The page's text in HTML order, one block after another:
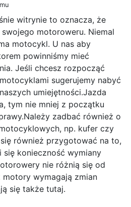
witrynie to oznacza, że
motoroweru. Niemal
motocykl. U nas aby
powinniśmy mieć
Jeśli chcesz rozpocząć
sugerujemy nabyć
umiejętności.Jazda
tym nie mniej z początku
zadbać również o
np. kufer czy
również przygotować na to,
konieczność wymiany
nie różnią się od
motory wymagają zmian
się także tutaj.